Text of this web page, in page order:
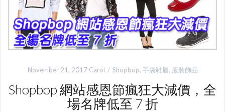
November 21, 2017 Carol Shopbop, 手袋鞋履, 服裝飾品
Shopbop 網站感恩節瘋狂大減價，全
場名牌低至 7 折